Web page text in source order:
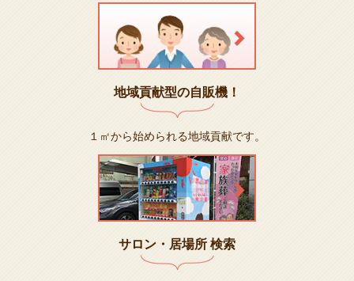
地域貢献型の自販機！
１㎡から始められる地域貢献です。
サロン・居場所 検索